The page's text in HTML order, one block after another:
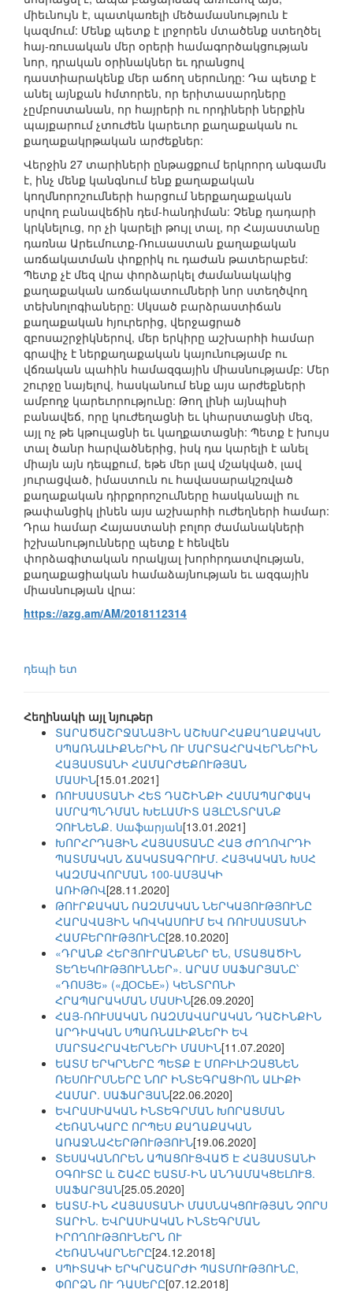
միեւնույն է, պատկառելի մեծամասնություն է
կազմում: Մենք պետք է լրջորեն մտածենք ստեղծել
հայ-ռուսական մեր օրերի համագործակցության
նոր, դրական օրինակներ եւ դրանցով
դաստիարակենք մեր աճող սերունդը: Դա պետք է
անել այնքան հմտորեն, որ երիտասարդները
չըմբոստանան, որ հայրերի ու որդիների ներքին
պայքարում չտուժեն կարեւոր քաղաքական ու
քաղաքակրթական արժեքներ:
Վերջին 27 տարիների ընթացքում երկրորդ անգամն
է, ինչ մենք կանգնում ենք քաղաքական
կողմնորոշումների հարցում ներքաղաքական
սրվող բանավեճին դեմ-հանդիման: Չենք դադարի
կրկնելուց, որ չի կարելի թույլ տալ, որ Հայաստանը
դառնա Արեւմուտք-Ռուսաստան քաղաքական
առճակատման փոքրիկ ու դաժան թատերաբեմ:
Պետք չէ մեզ վրա փորձարկել ժամանակակից
քաղաքական առճակատումների նոր ստեղծվող
տեխնոլոգիաները: Սկսած բարձրաստիճան
քաղաքական հյուրերից, վերջացրած
զբոսաշրջիկներով, մեր երկիրը աշխարհի համար
գրավիչ է ներքաղաքական կայունությամբ ու
վճռական պահին համազգային միասնությամբ: Մեր
շուրջը նայելով, հասկանում ենք այս արժեքների
ամբողջ կարեւորությունը: Թող լինի այնպիսի
բանավեճ, որը կուժեղացնի եւ կհարստացնի մեզ,
այլ ոչ թե կթուլացնի եւ կաղքատացնի: Պետք է խույս
տալ ծանր հարվածներից, իսկ դա կարելի է անել
միայն այն դեպքում, եթե մեր լավ մշակված, լավ
յուրացված, իմաստուն ու հավասարակշռված
քաղաքական դիրքորոշումները հասկանալի ու
թափանցիկ լինեն այս աշխարհի ուժեղների համար:
Դրա համար Հայաստանի բոլոր ժամանակների
իշխանությունները պետք է հենվեն
փորձագիտական որակյալ խորհրդատվության,
քաղաքացիական համաձայնության եւ ազգային
միասնության վրա:
https://azg.am/AM/2018112314
դեպի ետ
Հեղինակի այլ նյութեր
ՏԱՐԱԾԱՇՐՋԱՆԱՅԻՆ ԱՇԽԱՐՀԱՔԱՂԱՔԱԿԱՆ
ՍՊԱՌՆԱԼԻՔՆԵՐԻՆ ՈՒ ՄԱՐՏԱՀՐԱՎԵՐՆԵՐԻՆ
ՀԱՅԱՍՏԱՆԻ ՀԱՄԱՐԺԵՔՈՒԹՅԱՆ
ՄԱՍԻՆ[15.01.2021]
ՌՈՒՍԱՍՏԱՆԻ ՀԵՏ ԴԱՇԻՆՔԻ ՀԱՄԱՊԱՐՓԱԿ
ԱՄՐԱՊՆԴՄԱՆ ԽԵԼԱՄԻՏ ԱՅԼԸՆՏՐԱՆՔ
ՉՈՒՆԵՆՔ. Սաֆարյան[13.01.2021]
ԽՈՐՀՐԴԱՅԻՆ ՀԱՅԱՍՏԱՆԸ ՀԱՅ ԺՈՂՈՎՐԴԻ
ՊԱՏՄԱԿԱՆ ՃԱԿԱՏԱԳՐՈՒՄ. ՀԱՅԿԱԿԱՆ ԽՍՀ
ԿԱԶՄԱՎՈՐՄԱՆ 100-ԱՄՅԱԿԻ
ԱՌԻԹՈՎ[28.11.2020]
ԹՈՒՐՔԱԿԱՆ ՌԱԶՄԱԿԱՆ ՆԵՐԿԱՅՈՒԹՅՈՒՆԸ
ՀԱՐԱՎԱՅԻՆ ԿՈՎԿԱՍՈՒՄ ԵՎ ՌՈՒՍԱՍՏԱՆԻ
ՀԱՄԲԵՐՈՒԹՅՈՒՆԸ[28.10.2020]
«ԴՐԱՆՔ ՀԵՐՅՈՒՐԱՆՔՆԵՐ ԵՆ, ՄՏԱՑԱԾԻՆ
ՏԵՂԵԿՈՒԹՅՈՒՆՆԵՐ». ԱՐԱՄ ՍԱՖԱՐՅԱՆԸ՝
«ԴՈՍՅԵ» («ДОСЬЕ») ԿԵՆՏՐՈՆԻ
ՀՐԱՊԱՐԱԿՄԱՆ ՄԱՍԻՆ[26.09.2020]
ՀԱՅ-ՌՈՒՍԱԿԱՆ ՌԱԶՄԱՎԱՐԱԿԱՆ ԴԱՇԻՆՔԻՆ
ԱՐԴԻԱԿԱՆ ՍՊԱՌՆԱԼԻՔՆԵՐԻ ԵՎ
ՄԱՐՏԱՀՐԱՎԵՐՆԵՐԻ ՄԱՍԻՆ[11.07.2020]
ԵԱՏՄ ԵՐԿՐՆԵՐԸ ՊԵՏՔ Է ՄՈԲԻԼԻԶԱՑՆԵՆ
ՌԵՍՈՒՐՍՆԵՐԸ ՆՈՐ ԻՆՏԵԳՐԱՑԻՈՆ ԱԼԻՔԻ
ՀԱՄԱՐ. ՍԱՖԱՐՅԱՆ[22.06.2020]
ԵՎՐԱՍԻԱԿԱՆ ԻՆՏԵԳՐՄԱՆ ԽՈՐԱՑՄԱՆ
ՀԵՌԱՆԿԱՐԸ ՈՐՊԵՍ ՔԱՂԱՔԱԿԱՆ
ԱՌԱՋՆԱՀԵՐԹՈՒԹՅՈՒՆ[19.06.2020]
ՏԵՍԱԿԱՆՈՐԵՆ ԱՊԱՑՈՒՑՎԱԾ Է ՀԱՅԱՍՏԱՆԻ
ՕԳՈՒՏԸ և ՇԱՀԸ ԵԱՏՄ-ԻՆ ԱՆԴԱՄԱԿՑԵԼՈՒՑ.
ՍԱՖԱՐՅԱՆ[25.05.2020]
ԵԱՏՄ-ԻՆ ՀԱՅԱՍՏԱՆԻ ՄԱՍՆԱԿՑՈՒԹՅԱՆ ՉՈՐՍ
ՏԱՐԻՆ. ԵՎՐԱՍԻԱԿԱՆ ԻՆՏԵԳՐՄԱՆ
ԻՐՈՂՈՒԹՅՈՒՆԵՐՆ ՈՒ
ՀԵՌԱՆԿԱՐՆԵՐԸ[24.12.2018]
ՍՊԻՏԱԿԻ ԵՐԿՐԱՇԱՐԺԻ ՊԱՏՄՈՒԹՅՈՒՆԸ,
ՓՈՐՁՆ ՈՒ ԴԱՍԵՐԸ[07.12.2018]